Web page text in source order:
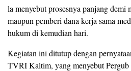
la menyebut prosesnya panjang demi
maupun pemberi dana kerja sama
hukum di kemudian hari.
Kegiatan ini ditutup dengan
TVRI Kaltim, yang menyebut Pergub